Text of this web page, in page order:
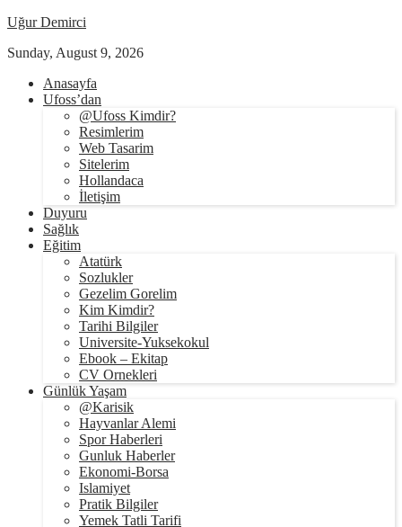
Uğur Demirci
Sunday, August 9, 2026
Anasayfa
Ufoss’dan
@Ufoss Kimdir?
Resimlerim
Web Tasarim
Sitelerim
Hollandaca
İletişim
Duyuru
Sağlık
Eğitim
Atatürk
Sozlukler
Gezelim Gorelim
Kim Kimdir?
Tarihi Bilgiler
Universite-Yuksekokul
Ebook – Ekitap
CV Ornekleri
Günlük Yaşam
@Karisik
Hayvanlar Alemi
Spor Haberleri
Gunluk Haberler
Ekonomi-Borsa
Islamiyet
Pratik Bilgiler
Yemek Tatli Tarifi